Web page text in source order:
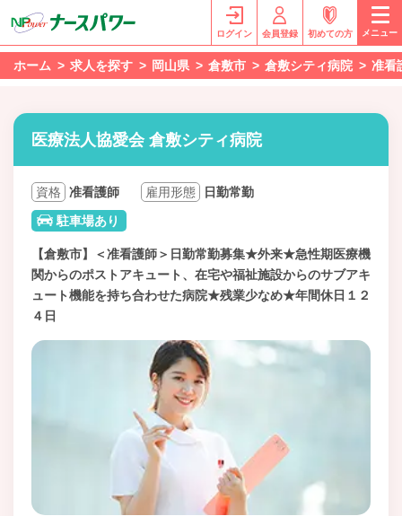
ログイン 会員登録 初めての方 メニュー
ホーム 求人を探す 岡山県 倉敷市 倉敷シティ病院 准看
医療法人協愛会 倉敷シティ病院
資格 准看護師 雇用形態
日勤常勤
駐車場あり
【倉敷市】＜准看護師＞日勤常勤募集★外来★急性期医療機
関からのポストアキュート、在宅や福祉施設からのサブアキ
ュート機能を持ち合わせた病院★残業少なめ★年間休日１２
４日